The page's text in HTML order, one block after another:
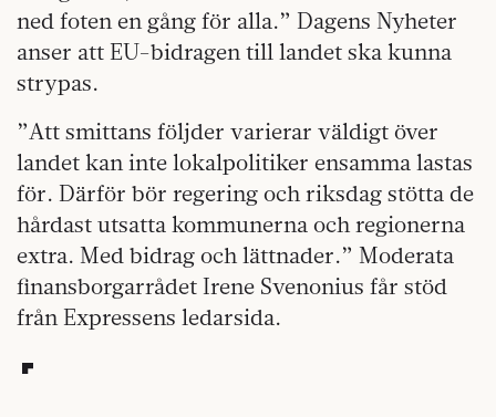
ned foten en gång för alla.” Dagens Nyheter
anser att EU-bidragen till landet ska kunna
strypas.
”Att smittans följder varierar väldigt över
landet kan inte lokalpolitiker ensamma lastas
för. Därför bör regering och riksdag stötta de
hårdast utsatta kommunerna och regionerna
extra. Med bidrag och lättnader.” Moderata
finansborgarrådet Irene Svenonius får stöd
från Expressens ledarsida.